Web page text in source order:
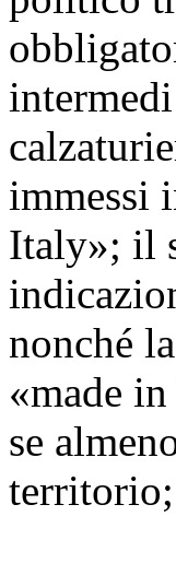
immessi
Italy»; il
nonché
«made
se
territorio;